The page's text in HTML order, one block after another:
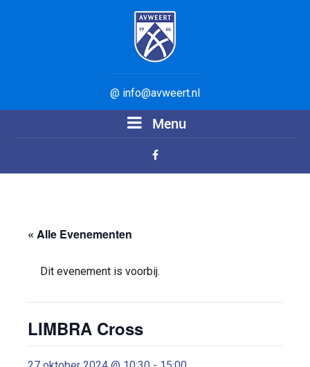
@ info@avweert.nl
Menu
« Alle Evenementen
Dit evenement is voorbij.
LIMBRA Cross